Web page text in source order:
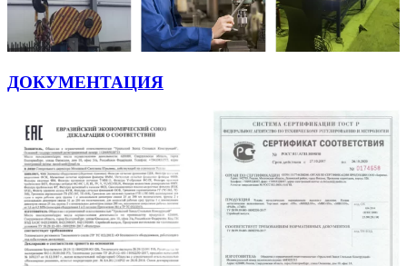
ДОКУМЕНТАЦИЯ